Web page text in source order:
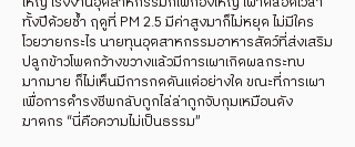
ทั้งปีด้วยซ้ำ ฤดูที่ PM 2.5 มีค่าสูงมาก็ไม่หยุด ไม่มีใคร
โวยวายกระไร นายทุนอุตสาหกรรมอาหารสัตว์ที่ส่งเสริม
ปลูกข้าวโพดกว้างขวางแล้วมีการเผาเกิดผลกระทบ
มากมาย ก็ไม่เห็นมีการกดดันแต่อย่างใด ขณะที่การเผา
เพื่อการดำรงชีพกลับถูกไล่ล่าถูกจับกุมเหมือนดัง
ฆาตกร “นี่คือความไม่เป็นธรรม”